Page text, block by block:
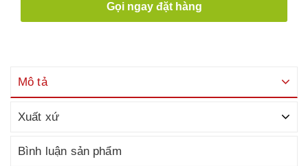
Gọi ngay đặt hàng
Mô tả
Xuất xứ
Bình luận sản phẩm